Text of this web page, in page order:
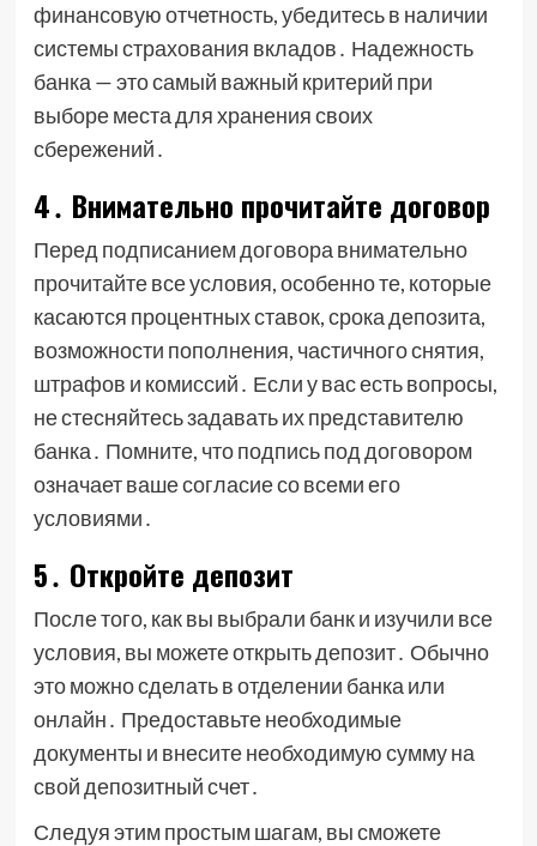
финансовую отчетность, убедитесь в наличии
системы страхования вкладов․ Надежность
банка — это самый важный критерий при
выборе места для хранения своих
сбережений․
4․ Внимательно прочитайте договор
Перед подписанием договора внимательно
прочитайте все условия, особенно те, которые
касаются процентных ставок, срока депозита,
возможности пополнения, частичного снятия,
штрафов и комиссий․ Если у вас есть вопросы,
не стесняйтесь задавать их представителю
банка․ Помните, что подпись под договором
означает ваше согласие со всеми его
условиями․
5․ Откройте депозит
После того, как вы выбрали банк и изучили все
условия, вы можете открыть депозит․ Обычно
это можно сделать в отделении банка или
онлайн․ Предоставьте необходимые
документы и внесите необходимую сумму на
свой депозитный счет․
Следуя этим простым шагам, вы сможете